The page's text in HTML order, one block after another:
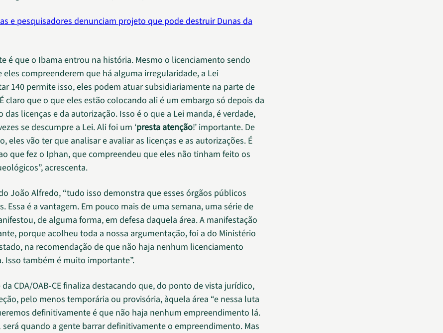
e pesquisadores denunciam projeto que pode destruir Dunas da
é que o Ibama entrou na história. Mesmo o licenciamento sendo
eles compreenderem que há alguma irregularidade, a Lei
140 permite isso, eles podem atuar subsidiariamente na parte de
claro que o que eles estão colocando ali é um embargo só depois da
das licenças e da autorização. Isso é o que a Lei manda, é verdade,
se descumpre a Lei. Ali foi um ‘presta atenção!’ importante. De
eles vão ter que analisar e avaliar as licenças e as autorizações. É
que fez o Iphan, que compreendeu que eles não tinham feito os
acrescenta.
João Alfredo, “tudo isso demonstra que esses órgãos públicos
Essa é a vantagem. Em pouco mais de uma semana, uma série de
de alguma forma, em defesa daquela área. A manifestação
porque acolheu toda a nossa argumentação, foi a do Ministério
na recomendação de que não haja nenhum licenciamento
Isso também é muito importante”.
CDA/OAB-CE finaliza destacando que, do ponto de vista jurídico,
pelo menos temporária ou provisória, àquela área “e nessa luta
definitivamente é que não haja nenhum empreendimento lá.
quando a gente barrar definitivamente o empreendimento. Mas